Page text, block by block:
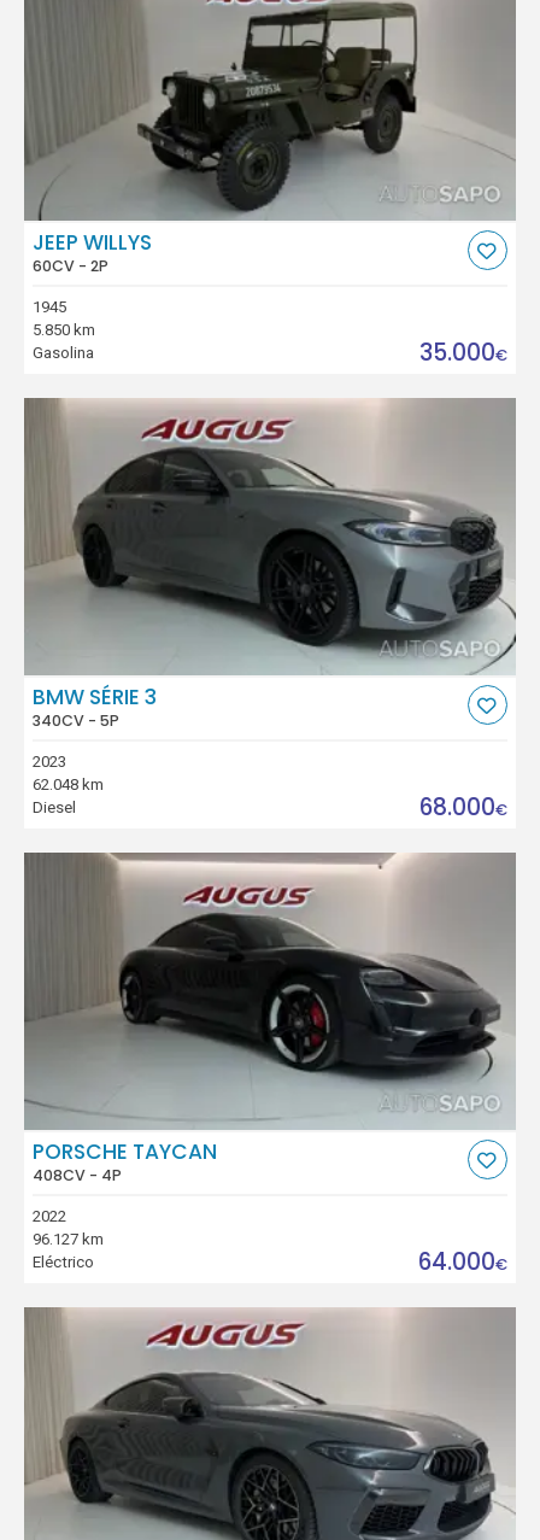
JEEP WILLYS
60CV - 2P
1945
5.850 km
Gasolina
35.000€
BMW SÉRIE 3
340CV - 5P
2023
62.048 km
Diesel
68.000€
PORSCHE TAYCAN
408CV - 4P
2022
96.127 km
Eléctrico
64.000€